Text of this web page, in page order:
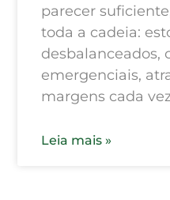
parecer
toda a cadeia:
desbalanceados,
emergenciais,
margens cada
Leia mais »